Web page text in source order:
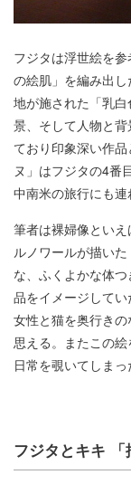
フジタは浮世絵を
の絵肌」を編み出
地が施された「乳
景、そして人物と
ており印象深い作
ヌ」はフジタの4番
中南米の旅行にも連
筆者は裸婦像とい
ルノワールが描い
な、ふくよかな体
品をイメージして
女性と猫を奥行き
思える。またこの
日常を覗いてしま
フジタとキキ